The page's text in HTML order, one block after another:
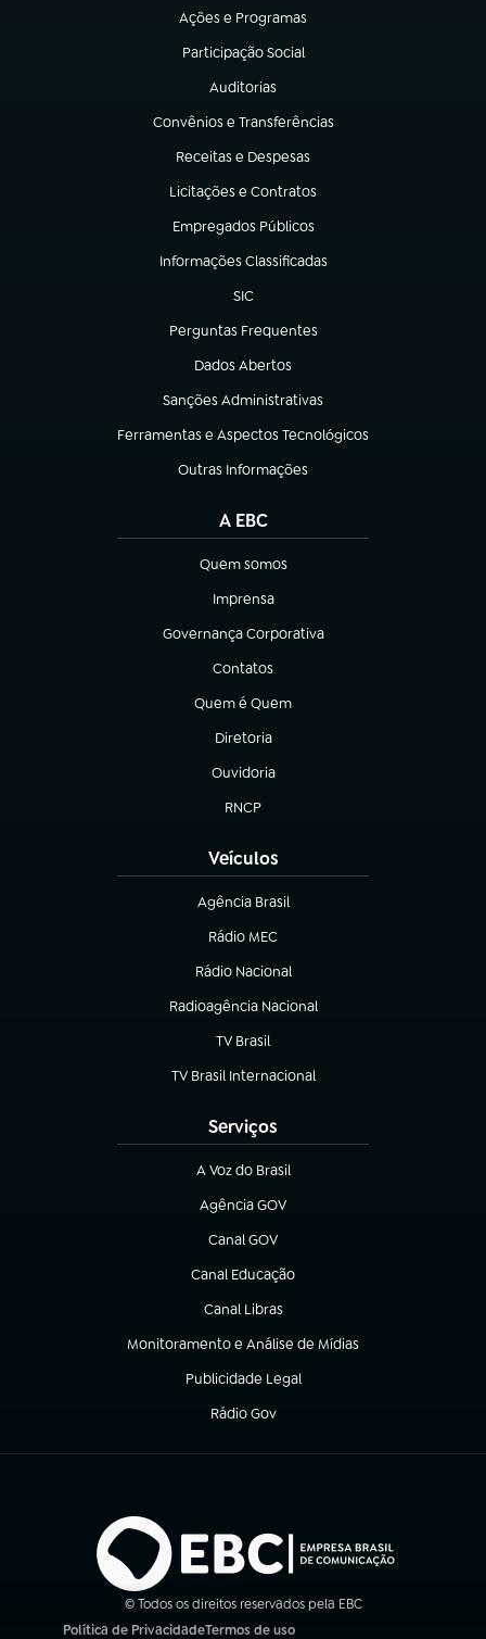
Ações e Programas
(abre em nova aba)
Participação Social
(abre em nova aba)
Auditorias
(abre em nova aba)
Convênios e Transferências
(abre em nova aba)
Receitas e Despesas
(abre em nova aba)
Licitações e Contratos
(abre em nova aba)
Empregados Públicos
(abre em nova aba)
Informações Classificadas
(abre em nova aba)
SIC
(abre em nova aba)
Perguntas Frequentes
(abre em nova aba)
Dados Abertos
(abre em nova aba)
Sanções Administrativas
(abre em nova aba)
Ferramentas e Aspectos Tecnológicos
(abre em nova aba)
Outras Informações
(abre em nova aba)
A EBC
Quem somos
(abre em nova aba)
Imprensa
(abre em nova aba)
Governança Corporativa
(abre em nova aba)
Contatos
(abre em nova aba)
Quem é Quem
(abre em nova aba)
Diretoria
(abre em nova aba)
Ouvidoria
(abre em nova aba)
RNCP
(abre em nova aba)
Veículos
Agência Brasil
(abre em nova aba)
Rádio MEC
Rádio Nacional
(abre em nova aba)
Radioagência Nacional
(abre em nova aba)
TV Brasil
(abre em nova aba)
TV Brasil Internacional
(abre em nova aba)
Serviços
A Voz do Brasil
(abre em nova aba)
Agência GOV
(abre em nova aba)
Canal GOV
(abre em nova aba)
Canal Educação
(abre em nova aba)
Canal Libras
(abre em nova aba)
Monitoramento e Análise de Mídias
(abre em nova aba)
Publicidade Legal
(abre em nova aba)
Rádio Gov
(abre em nova aba)
© Todos os direitos reservados pela EBC
Política de PrivacidadeTermos de uso